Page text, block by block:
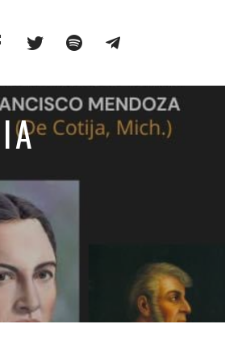
Facebook
Profile
Twitter Spotify